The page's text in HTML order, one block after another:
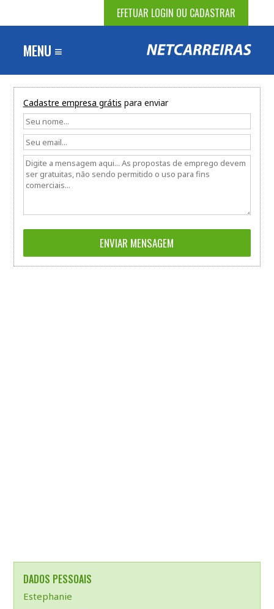
EFETUAR LOGIN OU CADASTRAR
MENU ≡
Cadastre empresa grátis para enviar
DADOS PESSOAIS
Estephanie